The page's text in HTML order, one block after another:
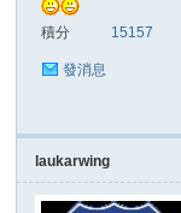
積分 15157
發消息
laukarwing